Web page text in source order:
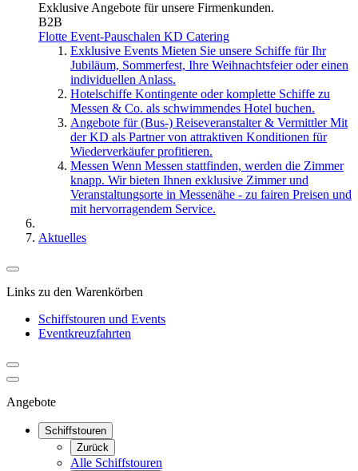
Exklusive Angebote für unsere Firmenkunden.
B2B
Flotte Event-Pauschalen KD Catering
Exklusive Events Mieten Sie unsere Schiffe für Ihr
Jubiläum, Sommerfest, Ihre Weihnachtsfeier oder einen
individuellen Anlass.
Hotelschiffe Kontingente oder komplette Schiffe zu
Messen & Co. als schwimmendes Hotel buchen.
Angebote für (Bus-) Reiseveranstalter & Vermittler Mit
der KD als Partner von attraktiven Konditionen für
Wiederverkäufer profitieren.
Messen Wenn Messen stattfinden, werden die Zimmer
knapp. Wir bieten Ihnen exklusive Zimmer und
Veranstaltungsorte in Messenähe - zu fairen Preisen und
mit hervorragendem Service.
Aktuelles
Links zu den Warenkörben
Schiffstouren und Events
Eventkreuzfahrten
Angebote
Schiffstouren
Zurück
Alle Schiffstouren